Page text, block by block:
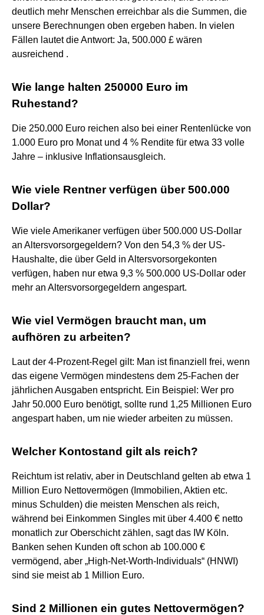
deutlich mehr Menschen erreichbar als die Summen, die
unsere Berechnungen oben ergeben haben. In vielen
Fällen lautet die Antwort: Ja, 500.000 £ wären
ausreichend .
Wie lange halten 250000 Euro im
Ruhestand?
Die 250.000 Euro reichen also bei einer Rentenlücke von
1.000 Euro pro Monat und 4 % Rendite für etwa 33 volle
Jahre – inklusive Inflationsausgleich.
Wie viele Rentner verfügen über 500.000
Dollar?
Wie viele Amerikaner verfügen über 500.000 US-Dollar
an Altersvorsorgegeldern? Von den 54,3 % der US-
Haushalte, die über Geld in Altersvorsorgekonten
verfügen, haben nur etwa 9,3 % 500.000 US-Dollar oder
mehr an Altersvorsorgegeldern angespart.
Wie viel Vermögen braucht man, um
aufhören zu arbeiten?
Laut der 4-Prozent-Regel gilt: Man ist finanziell frei, wenn
das eigene Vermögen mindestens dem 25-Fachen der
jährlichen Ausgaben entspricht. Ein Beispiel: Wer pro
Jahr 50.000 Euro benötigt, sollte rund 1,25 Millionen Euro
angespart haben, um nie wieder arbeiten zu müssen.
Welcher Kontostand gilt als reich?
Reichtum ist relativ, aber in Deutschland gelten ab etwa 1
Million Euro Nettovermögen (Immobilien, Aktien etc.
minus Schulden) die meisten Menschen als reich,
während bei Einkommen Singles mit über 4.400 € netto
monatlich zur Oberschicht zählen, sagt das IW Köln.
Banken sehen Kunden oft schon ab 100.000 €
vermögend, aber „High-Net-Worth-Individuals“ (HNWI)
sind sie meist ab 1 Million Euro.
Sind 2 Millionen ein gutes Nettovermögen?